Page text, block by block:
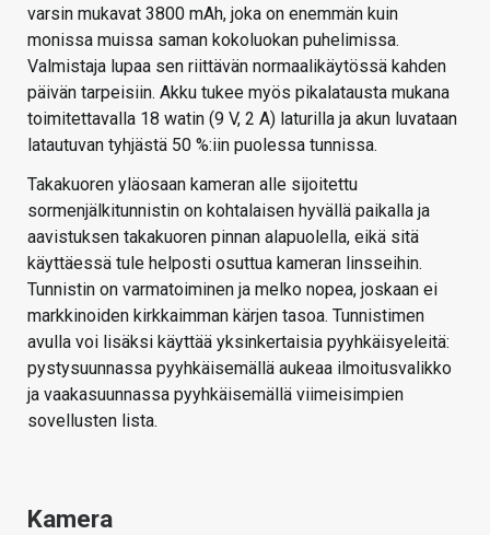
varsin mukavat 3800 mAh, joka on enemmän kuin
monissa muissa saman kokoluokan puhelimissa.
Valmistaja lupaa sen riittävän normaalikäytössä kahden
päivän tarpeisiin. Akku tukee myös pikalatausta mukana
toimitettavalla 18 watin (9 V, 2 A) laturilla ja akun luvataan
latautuvan tyhjästä 50 %:iin puolessa tunnissa.
Takakuoren yläosaan kameran alle sijoitettu
sormenjälkitunnistin on kohtalaisen hyvällä paikalla ja
aavistuksen takakuoren pinnan alapuolella, eikä sitä
käyttäessä tule helposti osuttua kameran linsseihin.
Tunnistin on varmatoiminen ja melko nopea, joskaan ei
markkinoiden kirkkaimman kärjen tasoa. Tunnistimen
avulla voi lisäksi käyttää yksinkertaisia pyyhkäisyeleitä:
pystysuunnassa pyyhkäisemällä aukeaa ilmoitusvalikko
ja vaakasuunnassa pyyhkäisemällä viimeisimpien
sovellusten lista.
Kamera